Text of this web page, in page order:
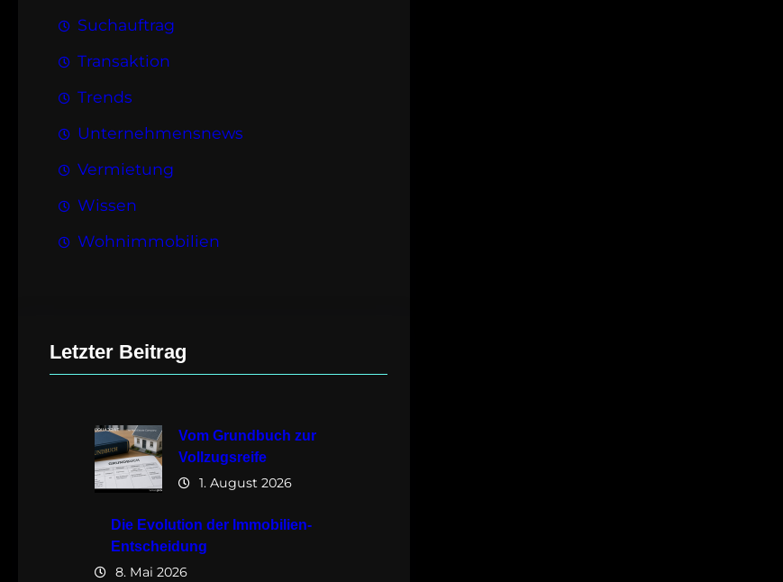
Suchauftrag
Transaktion
Trends
Unternehmensnews
Vermietung
Wissen
Wohnimmobilien
Letzter Beitrag
Vom Grundbuch zur
Vollzugsreife
1. August 2026
Die Evolution der Immobilien-
Entscheidung
8. Mai 2026